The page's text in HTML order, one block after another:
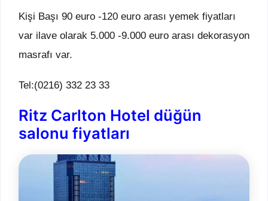
Kişi Başı 90 euro -120 euro arası yemek fiyatları
var ilave olarak 5.000 -9.000 euro arası dekorasyon
masrafı var.
Tel:(0216) 332 23 33
Ritz Carlton Hotel düğün
salonu fiyatları